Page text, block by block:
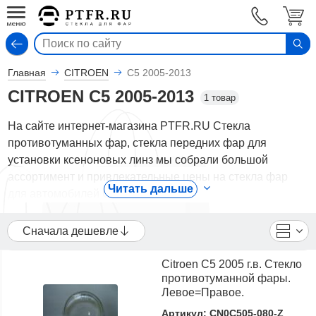
Главная CITROEN С5 2005-2013
CITROEN С5 2005-2013 1 товар
На сайте интернет-магазина PTFR.RU Стекла
противотуманных фар, стекла передних фар для
установки ксеноновых линз мы собрали большой
для автомобилей С5 2005-2013.
В каталоге представлены CITROEN - стекла фар для
автомобилей С5 2005-2013, как и для большинства
можете купить гладкие стекла для самостоятельной
установки ксеноновых линз в штатные
фары автомобилей С5 2005-2013. Или купить только
Читать дальше
Сначала дешевле
Citroen С5 2005 г.в. Стекло
противотуманной фары.
Левое=Правое.
Артикул: CN0C505-080-Z